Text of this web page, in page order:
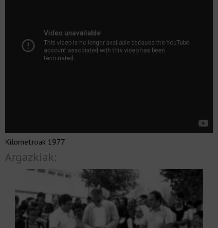
Kilometroak 1977
Argazkiak: